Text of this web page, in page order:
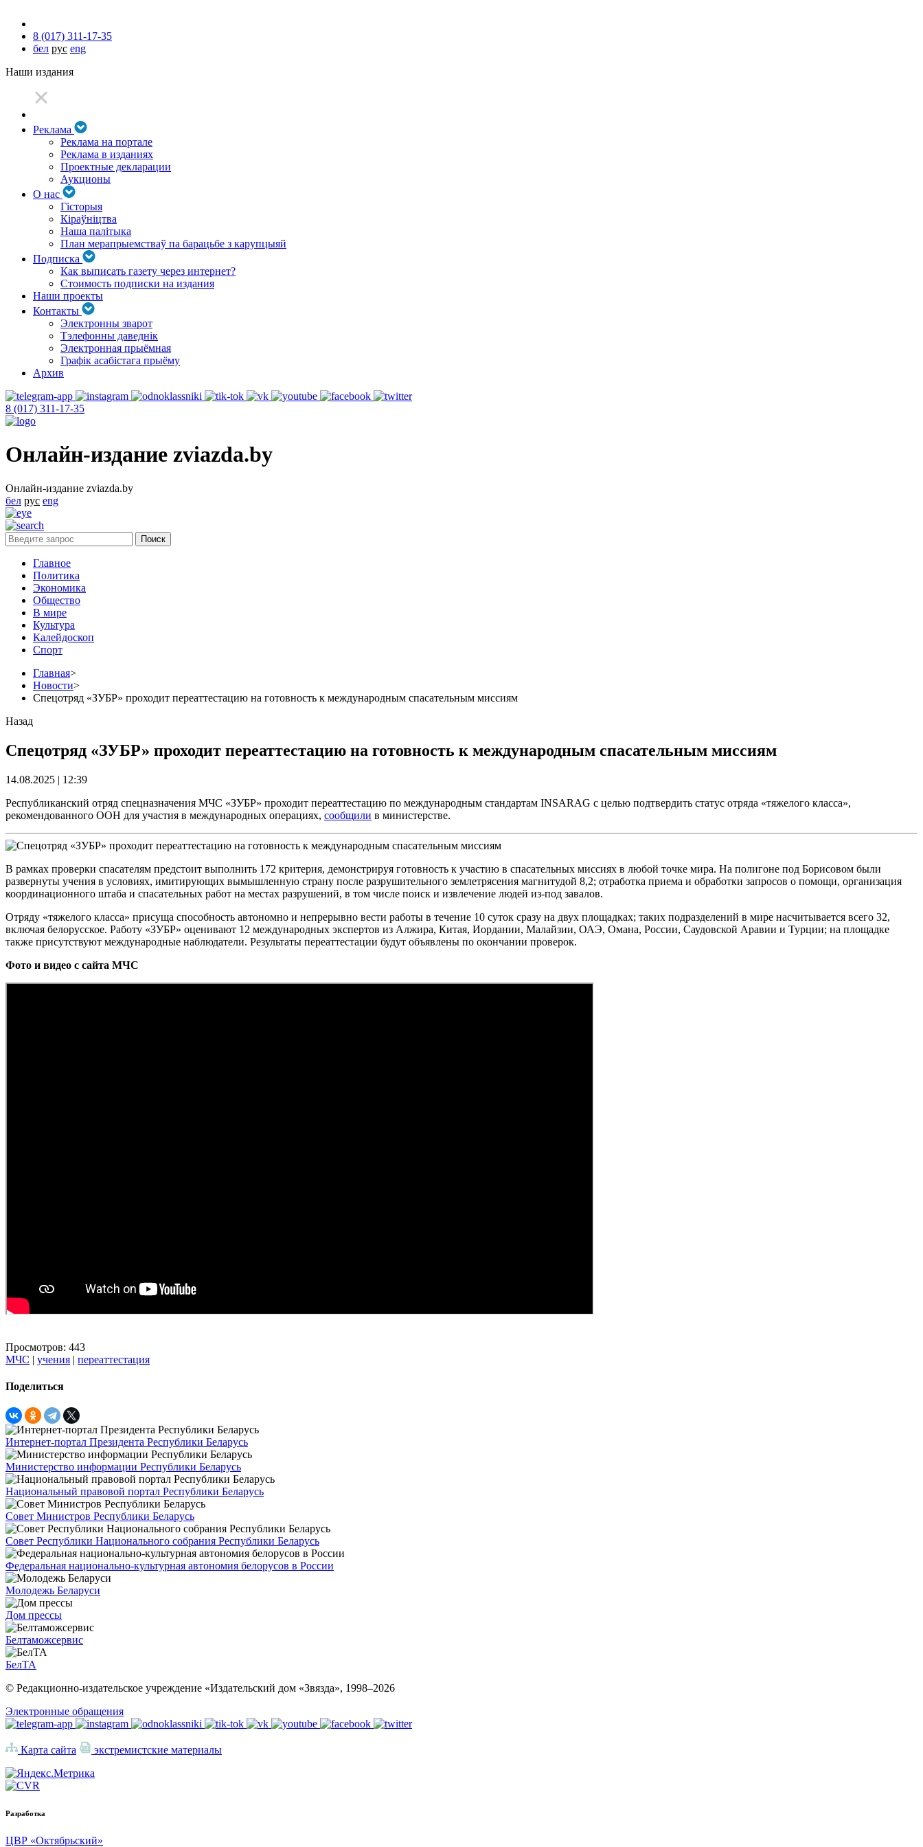
8 (017) 311-17-35
бел рус eng
Наши издания
Реклама
Реклама на портале
Реклама в изданиях
Проектные декларации
Аукционы
О нас
Гісторыя
Кіраўніцтва
Наша палітыка
План мерапрыемстваў па барацьбе з карупцыяй
Подписка
Как выписать газету через интернет?
Стоимость подписки на издания
Наши проекты
Контакты
Электронны зварот
Тэлефонны даведнік
Электронная прыёмная
Графік асабістага прыёму
Архив
8 (017) 311-17-35
Онлайн-издание zviazda.by
Онлайн-издание zviazda.by
бел рус eng
Главное
Политика
Экономика
Общество
В мире
Культура
Калейдоскоп
Спорт
Главная>
Новости>
Спецотряд «ЗУБР» проходит переаттестацию на готовность к международным спасательным миссиям
Назад
Спецотряд «ЗУБР» проходит переаттестацию на готовность к международным спасательным миссиям
14.08.2025 | 12:39
Республиканский отряд спецназначения МЧС «ЗУБР» проходит переаттестацию по международным стандартам INSARAG с целью подтвердить статус отряда «тяжелого класса»,
рекомендованного ООН для участия в международных операциях, сообщили в министерстве.
В рамках проверки спасателям предстоит выполнить 172 критерия, демонстрируя готовность к участию в спасательных миссиях в любой точке мира. На полигоне под Борисовом были
развернуты учения в условиях, имитирующих вымышленную страну после разрушительного землетрясения магнитудой 8,2; отработка приема и обработки запросов о помощи, организация
координационного штаба и спасательных работ на местах разрушений, в том числе поиск и извлечение людей из-под завалов.
Отряду «тяжелого класса» присуща способность автономно и непрерывно вести работы в течение 10 суток сразу на двух площадках; таких подразделений в мире насчитывается всего 32,
включая белорусское. Работу «ЗУБР» оценивают 12 международных экспертов из Алжира, Китая, Иордании, Малайзии, ОАЭ, Омана, России, Саудовской Аравии и Турции; на площадке
также присутствуют международные наблюдатели. Результаты переаттестации будут объявлены по окончании проверок.
Фото и видео с сайта МЧС
Просмотров: 443
МЧС | учения | переаттестация
Поделиться
Интернет-портал Президента Республики Беларусь
Министерство информации Республики Беларусь
Национальный правовой портал Республики Беларусь
Совет Министров Республики Беларусь
Совет Республики Национального собрания Республики Беларусь
Федеральная национально-культурная автономия белорусов в России
Молодежь Беларуси
Дом прессы
Белтаможсервис
БелТА
© Редакционно-издательское учреждение «Издательский дом «Звязда», 1998–2026
Электронные обращения
Карта сайта экстремистские материалы
Разработка
ЦВР «Октябрьский»